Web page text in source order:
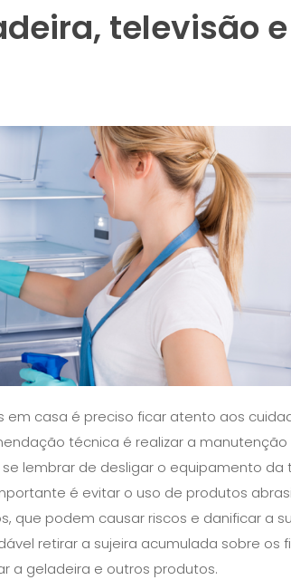
televisão
em casa é preciso ficar atento aos
técnica é realizar a manutenção
lembrar de desligar o equipamento da
é evitar o uso de produtos
que podem causar riscos e danificar a
retirar a sujeira acumulada sobre os
a geladeira e outros produtos.